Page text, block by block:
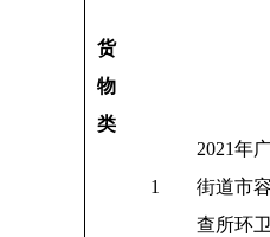
货
物
类
1
2021年
街道市
查所环